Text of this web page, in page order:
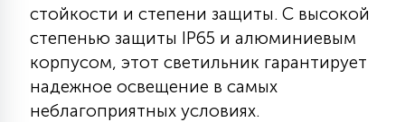
ПОДВЕСНЫЕ
НАПОЛЬНЫЕ
стойкости и степени защиты. С высокой
степенью защиты IP65 и алюминиевым
корпусом, этот светильник гарантирует
надежное освещение в самых
неблагоприятных условиях.